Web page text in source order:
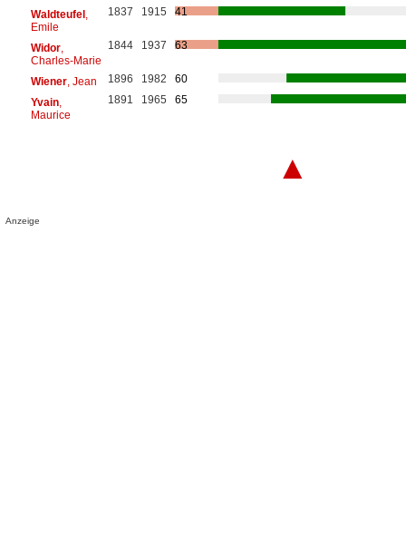
Waldteufel,
Emile
1837 1915 41
Widor,
Charles-Marie
1844 1937 63
Wiener, Jean 1896 1982
60
Yvain,
Maurice
1891 1965 65
▲
Anzeige